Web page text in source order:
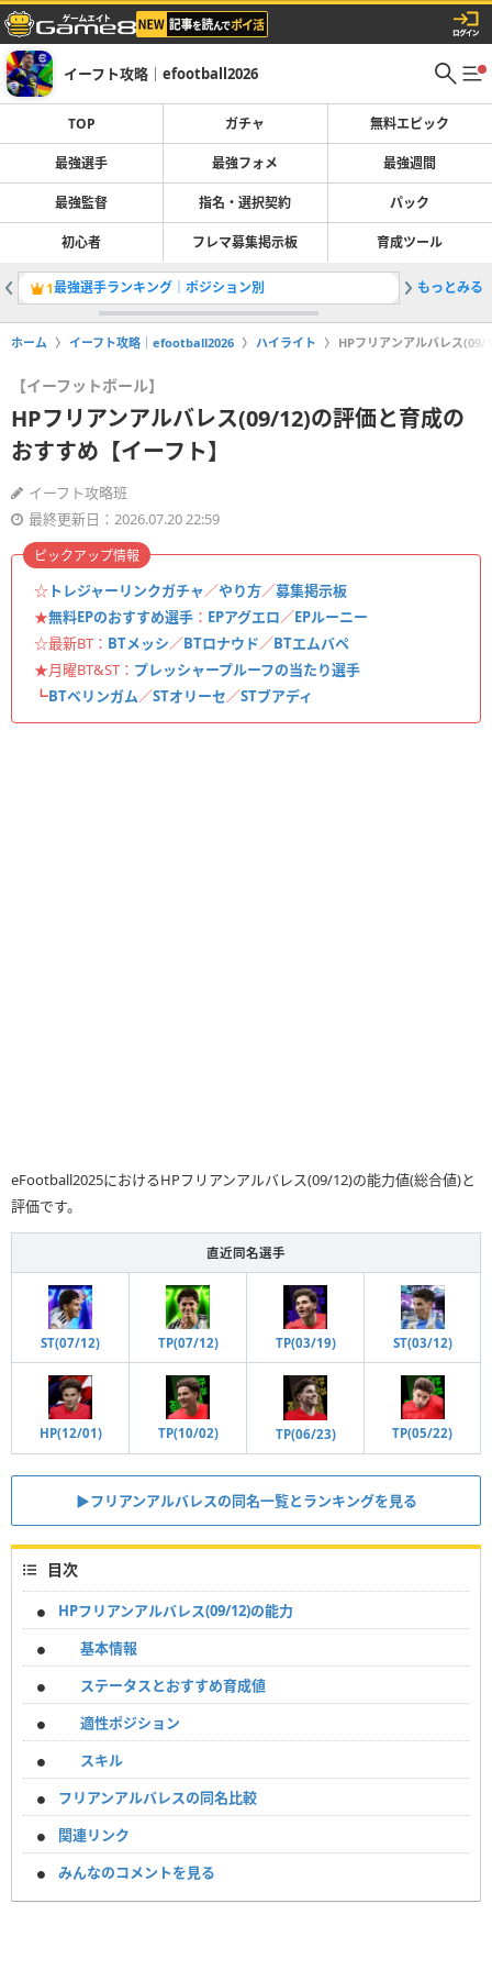
イーフト攻略｜efootball2026
TOP ガチャ 無料エピック
最強選手 最強フォメ 最強週間
最強監督 指名・選択契約 パック
初心者 フレマ募集掲示板 育成ツール
1最強選手ランキング｜ポジション別 2ガチャ
もっとみる
ホーム イーフト攻略｜efootball2026 ハイライト HPフリアンアルバレス(09/
【イーフットボール】
HPフリアンアルバレス(09/12)の評価と育成の
おすすめ【イーフト】
イーフト攻略班
最終更新日：2026.07.20 22:59
☆ トレジャーリンクガチャ／やり方／募集掲示板
★無料EPのおすすめ選手 ： EPアグエロ／EPルーニー
☆最新BT： BTメッシ／BTロナウド／BTエムバペ
★月曜BT&ST： プレッシャープルーフの当たり選手
┗BTベリンガム／STオリーセ／STブアディ
ピックアップ情報
eFootball2025におけるHPフリアンアルバレス(09/12)の能力値(総合値)と
評価です。
直近同名選手
ST(07/12) TP(07/12) TP(03/19) ST(03/12)
HP(12/01) TP(10/02) TP(06/23) TP(05/22)
▶︎フリアンアルバレスの同名一覧とランキングを見る
目次
HPフリアンアルバレス(09/12)の能力
基本情報
ステータスとおすすめ育成値
適性ポジション
スキル
フリアンアルバレスの同名比較
関連リンク
みんなのコメントを見る